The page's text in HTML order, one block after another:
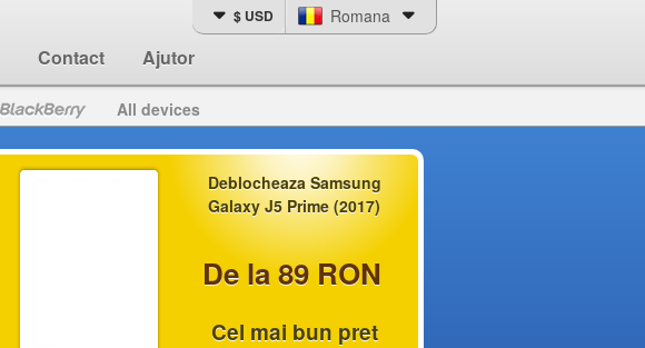
Contact Ajutor
$ USD Romana
All devices
Deblocheaza Samsung
Galaxy J5 Prime (2017)
De la 89 RON
Cel mai bun pret